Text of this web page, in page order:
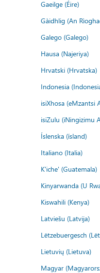
Gaeilge (Éire)
Gàidhlig (An
Galego (Galego)
Hausa (Najeriya)
Hrvatski (Hrvatska)
Indonesia
isiXhosa (eMzantsi
isiZulu (iNingizimu
Íslenska (ísland)
Italiano (Italia)
K'iche' (Guatemala)
Kinyarwanda (U
Kiswahili (Kenya)
Latviešu (Latvija)
Lëtzebuergesch
Lietuvių (Lietuva)
Magyar